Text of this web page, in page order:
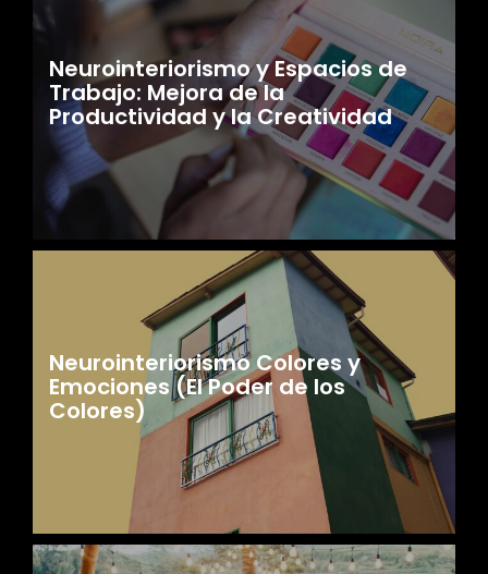
Neurointeriorismo y Espacios de
Trabajo: Mejora de la
Productividad y la Creatividad
Neurointeriorismo Colores y
Emociones (El Poder de los
Colores)